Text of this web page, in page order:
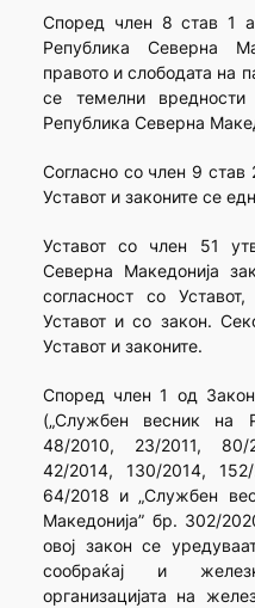
Според член 8 став 1
Република Северна
правото и слободата на
се темелни
Република Северна
Согласно со член 9 став
Уставот и законите се
Уставот со член 51
Северна Македонија
согласност со
Уставот и со закон.
Уставот и законите.
Според член 1 од
(„Службен весник на
48/2010, 23/2011, 80/
42/2014, 130/2014,
64/2018 и „Службен
Македонија” бр. 302/
овој закон се
сообраќај и
организацијата на